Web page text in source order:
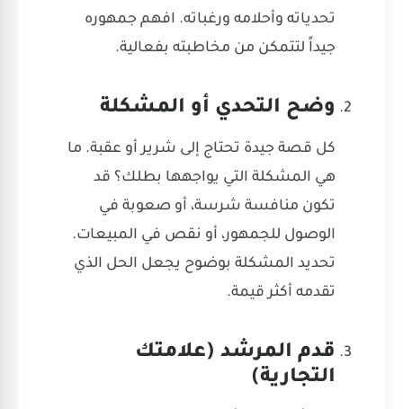
تحدياته وأحلامه ورغباته. افهم جمهوره
جيداً لتتمكن من مخاطبته بفعالية.
وضح التحدي أو المشكلة
كل قصة جيدة تحتاج إلى شرير أو عقبة. ما
هي المشكلة التي يواجهها بطلك؟ قد
تكون منافسة شرسة، أو صعوبة في
الوصول للجمهور، أو نقص في المبيعات.
تحديد المشكلة بوضوح يجعل الحل الذي
تقدمه أكثر قيمة.
قدم المرشد (علامتك
التجارية)